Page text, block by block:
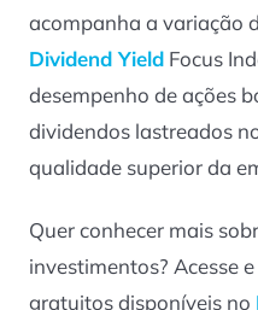
acompanha a variação
Dividend Yield Focus
desempenho de ações
dividendos lastreados
qualidade superior da
Quer conhecer mais
investimentos? Acesse
gratuitos disponíveis no